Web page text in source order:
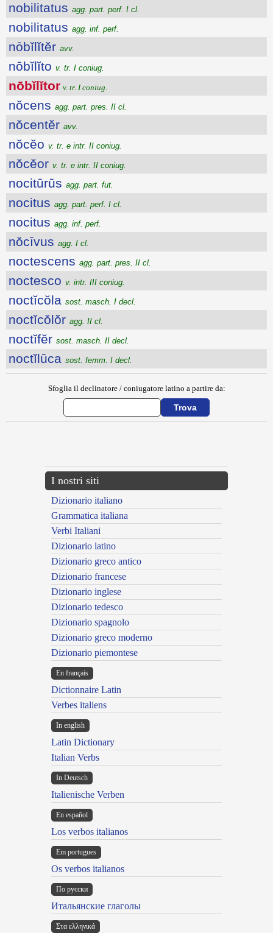
nobilitatus agg. part. perf. I cl.
nobilitatus agg. inf. perf.
nōbĭlĭtĕr avv.
nōbĭlĭto v. tr. I coniug.
nōbĭlĭtor v. tr. I coniug.
nŏcens agg. part. pres. II cl.
nŏcentĕr avv.
nŏcĕo v. tr. e intr. II coniug.
nŏcĕor v. tr. e intr. II coniug.
nocitūrūs agg. part. fut.
nocitus agg. part. perf. I cl.
nocitus agg. inf. perf.
nŏcīvus agg. I cl.
noctescens agg. part. pres. II cl.
noctesco v. intr. III coniug.
noctĭcŏla sost. masch. I decl.
noctĭcŏlŏr agg. II cl.
noctĭfĕr sost. masch. II decl.
noctĭlūca sost. femm. I decl.
Sfoglia il declinatore / coniugatore latino a partire da:
I nostri siti
Dizionario italiano
Grammatica italiana
Verbi Italiani
Dizionario latino
Dizionario greco antico
Dizionario francese
Dizionario inglese
Dizionario tedesco
Dizionario spagnolo
Dizionario greco moderno
Dizionario piemontese
En français
Dictionnaire Latin
Verbes italiens
In english
Latin Dictionary
Italian Verbs
In Deutsch
Italienische Verben
En español
Los verbos italianos
Em portugues
Os verbos italianos
По русски
Итальянские глаголы
Στα ελληνικά